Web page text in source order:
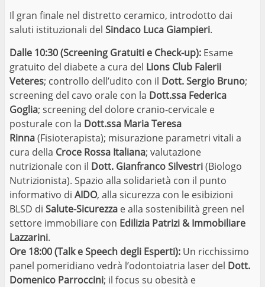
Il gran finale nel distretto ceramico, introdotto dai
saluti istituzionali del Sindaco Luca Giampieri.
Dalle 10:30 (Screening Gratuiti e Check-up): Esame
gratuito del diabete a cura del Lions Club Falerii
Veteres; controllo dell’udito con il Dott. Sergio Bruno;
screening del cavo orale con la Dott.ssa Federica
Goglia; screening del dolore cranio-cervicale e
posturale con la Dott.ssa Maria Teresa
Rinna(Fisioterapista); misurazione parametri vitali a
cura della Croce Rossa Italiana; valutazione
nutrizionale con il Dott. Gianfranco Silvestri(Biologo
Nutrizionista). Spazio alla solidarietà con il punto
informativo di AIDO, alla sicurezza con le esibizioni
BLSD di Salute-Sicurezza e alla sostenibilità green nel
settore immobiliare con Edilizia Patrizi & Immobiliare
Lazzarini.
Ore 18:00 (Talk e Speech degli Esperti): Un ricchissimo
panel pomeridiano vedrà l’odontoiatria laser del Dott.
Domenico Parroccini; il focus su obesità e